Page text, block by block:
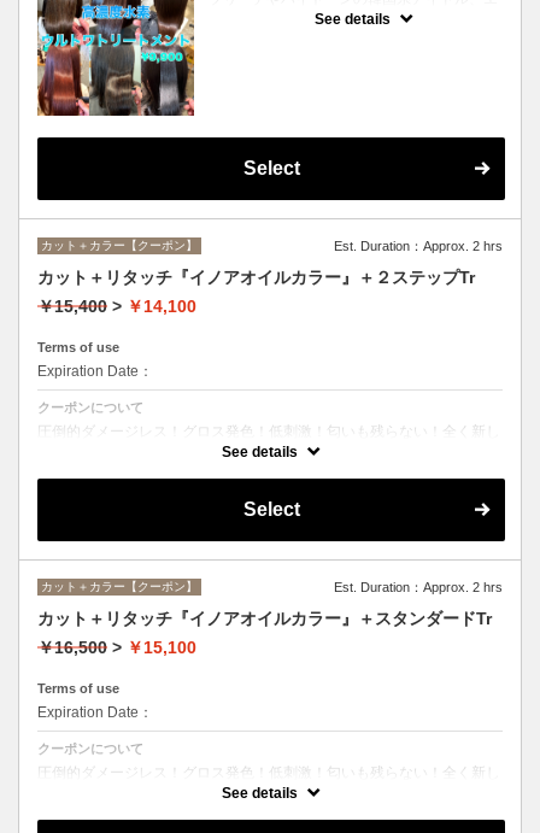
イジング毛にお悩みの美魔女も夢中！全ての
世代、髪質、メニューに対応できる髪質改善
See details
Select
カット＋カラー【クーポン】 Est. Duration：Approx. 2 hrs
カット＋リタッチ『イノアオイルカラー』＋２ステップTr
￥15,400 > ￥14,100
Terms of use
Expiration Date：
クーポンについて
圧倒的ダメージレス！グロス発色！低刺激！匂いも残らない！全く新し
い処方のイノアオイルカラーのセットメニュー☆シャンプー、ブロー込
See details
Select
カット＋カラー【クーポン】 Est. Duration：Approx. 2 hrs
カット＋リタッチ『イノアオイルカラー』＋スタンダードTr
￥16,500 > ￥15,100
Terms of use
Expiration Date：
クーポンについて
圧倒的ダメージレス！グロス発色！低刺激！匂いも残らない！全く新し
い処方のイノアオイルカラーのセットメニュー☆シャンプー、ブロー込
See details